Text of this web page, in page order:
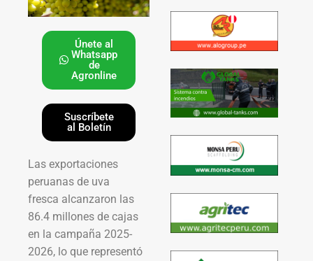
Únete al
Whatsapp
de
Agronline
Suscríbete
al Boletín
Las exportaciones
peruanas de uva
fresca alcanzaron las
86.4 millones de cajas
en la campaña 2025-
2026, lo que representó